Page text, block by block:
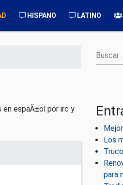
HISPANO LATINO
en espaÃ±ol por irc y
Los
para